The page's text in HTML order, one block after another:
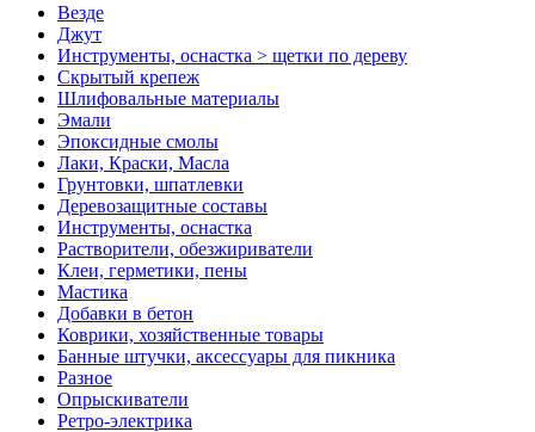
Везде
Джут
Инструменты, оснастка > щетки по дереву
Скрытый крепеж
Шлифовальные материалы
Эмали
Эпоксидные смолы
Лаки, Краски, Масла
Грунтовки, шпатлевки
Деревозащитные составы
Инструменты, оснастка
Растворители, обезжириватели
Клеи, герметики, пены
Мастика
Добавки в бетон
Коврики, хозяйственные товары
Банные штучки, аксессуары для пикника
Разное
Опрыскиватели
Ретро-электрика